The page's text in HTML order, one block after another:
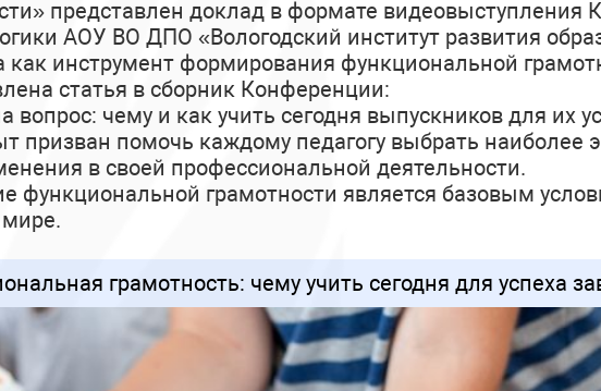
представлен доклад в формате видеовыступления
АОУ ВО ДПО «Вологодский институт развития
инструмент формирования функциональной
статья в сборник Конференции:
чему и как учить сегодня выпускников для их
помочь каждому педагогу выбрать наиболее
в своей профессиональной деятельности.
функциональной грамотности является базовым
грамотность: чему учить сегодня для успеха